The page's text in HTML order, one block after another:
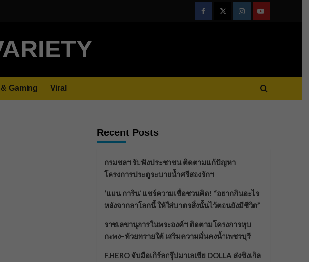
FacebookTwitterInstagramYoutube
Gaming Viral
Recent Posts
กรมชลฯ รับฟังประชาชน ติดตามแก้ปัญหา
โครงการประตูระบายน้ำศรีสองรักฯ
‘แมน การิน’ แชร์ความเชื่อชวนคิด! “อยากกินอะไร
หลังจากลาโลกนี้ ให้ใส่บาตรสิ่งนั้นไว้ตอนยังมีชีวิต”
ราชเลขานุการในพระองค์ฯ ติดตามโครงการหุบ
กะพง–ห้วยทรายใต้ เสริมความมั่นคงน้ำเพชรบุรี
F.HERO จับมือเกิร์ลกรุ๊ปมาเลเซีย DOLLA ส่งซิงเกิล